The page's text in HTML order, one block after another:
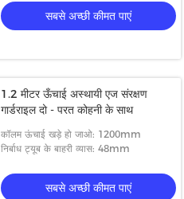
सबसे अच्छी कीमत पाएं
1.2 मीटर ऊँचाई अस्थायी एज संरक्षण
गार्डराइल दो - परत कोहनी के साथ
कॉलम ऊंचाई खड़े हो जाओ: 1200mm
निर्बाध ट्यूब के बाहरी व्यास: 48mm
सबसे अच्छी कीमत पाएं